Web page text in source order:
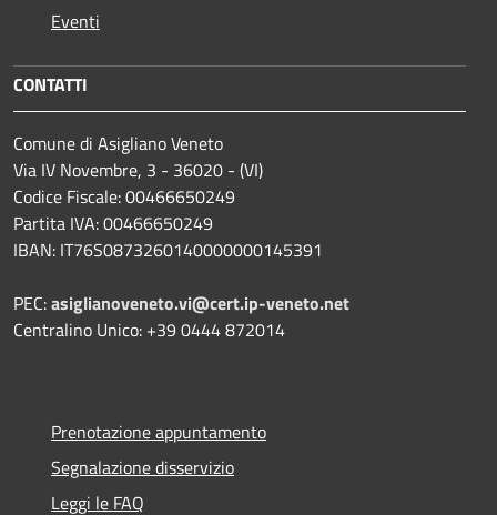
Eventi
CONTATTI
Comune di Asigliano Veneto
Via IV Novembre, 3 - 36020 - (VI)
Codice Fiscale: 00466650249
Partita IVA: 00466650249
IBAN: IT76S0873260140000000145391
PEC:asiglianoveneto.vi@cert.ip-veneto.net
Centralino Unico: +39 0444 872014
Prenotazione appuntamento
Segnalazione disservizio
Leggi le FAQ